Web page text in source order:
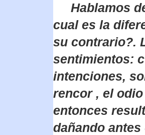
Hablamos
cual es la
su contrario?.
sentimientos:
intenciones,
rencor , el
entonces
dañando